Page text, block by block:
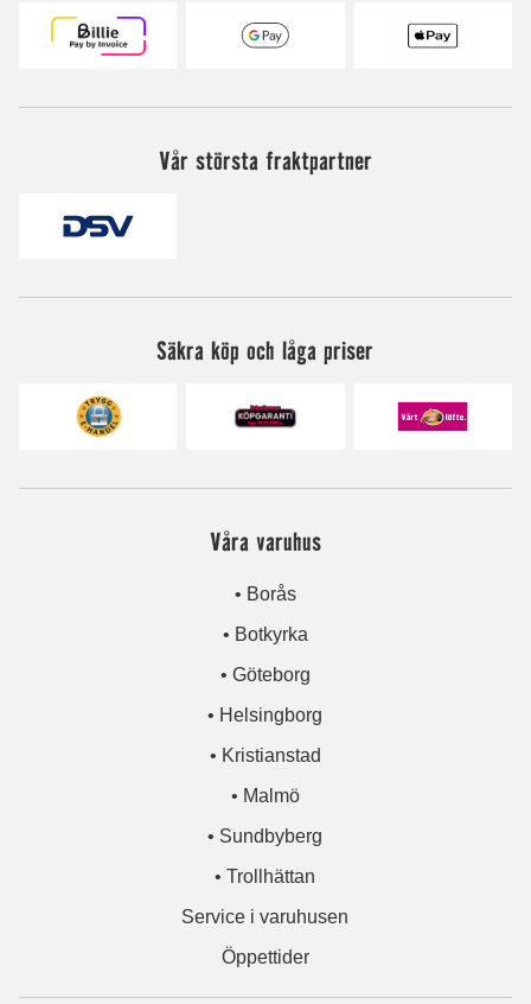
Vår största fraktpartner
Säkra köp och låga priser
Våra varuhus
• Borås
• Botkyrka
• Göteborg
• Helsingborg
• Kristianstad
• Malmö
• Sundbyberg
• Trollhättan
Service i varuhusen
Öppettider